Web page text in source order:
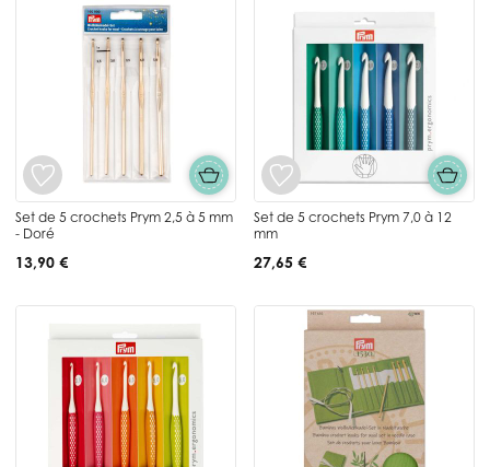
Set de 5 crochets Prym 2,5 à 5 mm
- Doré
13,90 €
Set de 5 crochets Prym 7,0 à 12
mm
27,65 €